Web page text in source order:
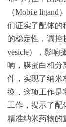
（Mobile
们证实了配体的
的稳定性，调控
vesicle），影响
响，膜蛋白相分
件，实现了纳米
换，这项工作是
工作，揭示了配
精准纳米药物的